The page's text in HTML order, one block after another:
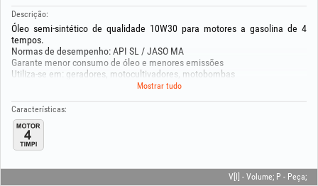
Descrição:
Óleo semi-sintético de qualidade 10W30 para motores a gasolina de 4
tempos.
Normas de desempenho: API SL / JASO MA
Garante menor consumo de óleo e menores emissões
Utiliza-se em: geradores, motocultivadores, motobombas
Manter fora do alcance das crianças! Produto nocivo para o meio aquático
com efeitos a longo prazo! Evite a libertação no ambiente. Elimine o
conteúdo/recipiente num centro especializado de recolha de acordo com a
legislação nacional em vigor. Para sua segurança, leia as instruções na
embalagem do produto ou a ficha de segurança disponível mediante
Mostrar tudo
Características:
V[l] - Volume; P - Peça;